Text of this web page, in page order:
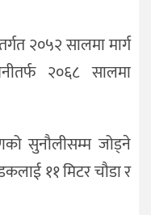
२०५२ सालमा मार्ग
२०६८ सालमा
सुनौलीसम्म जोड्ने
११ मिटर चौडा र